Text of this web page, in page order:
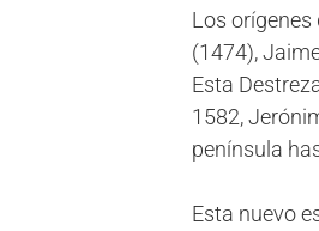
Los orígenes
(1474),
Esta
1582,
península
Esta nuevo